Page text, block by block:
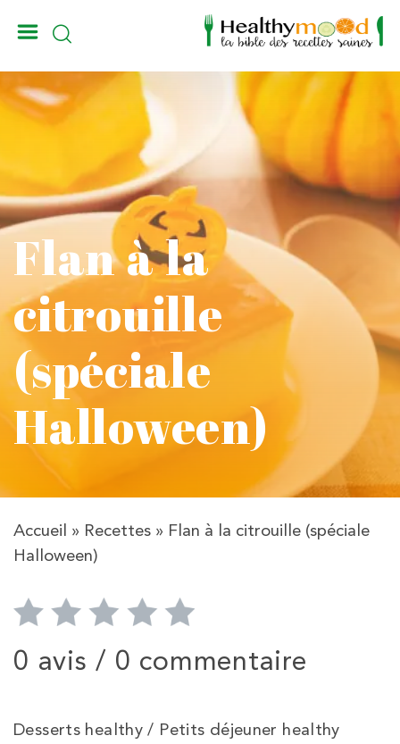
Flan à la
citrouille
(spéciale
Halloween)
Accueil » Recettes » Flan à la citrouille (spéciale
Halloween)
0 avis / 0 commentaire
Desserts healthy / Petits déjeuner healthy